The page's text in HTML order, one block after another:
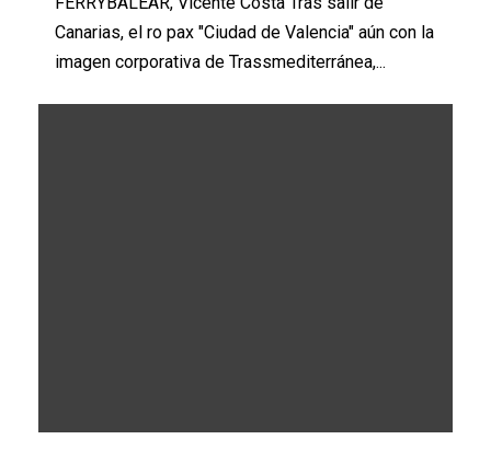
Canarias, el ro pax "Ciudad de Valencia" aún con la
imagen corporativa de Trassmediterránea,...